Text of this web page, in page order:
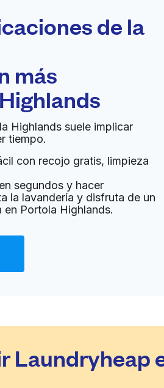
24/7
Ir al sitio web
Francisco, CA 94080,
desconocido
States
de la
más
Highlands suele implicar
tiempo.
con recojo gratis, limpieza
segundos y hacer
la lavandería y disfruta de un
Portola Highlands.
Laundryheap